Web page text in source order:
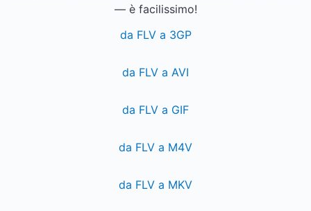
— è facilissimo!
da FLV a 3GP
da FLV a AVI
da FLV a GIF
da FLV a M4V
da FLV a MKV